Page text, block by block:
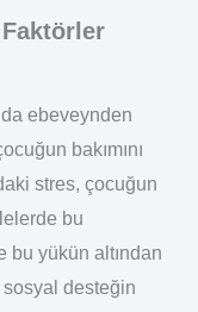
ebeveynden
bakımını
stres, çocuğun
bu
yükün altından
desteğin